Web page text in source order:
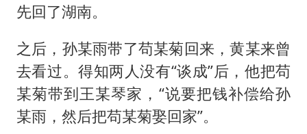
先回了湖南。
之后，孙某雨带了苟某菊回来，黄某来曾
去看过。得知两人没有“谈成”后，他把苟
某菊带到王某琴家，“说要把钱补偿给孙
某雨，然后把苟某菊娶回家”。